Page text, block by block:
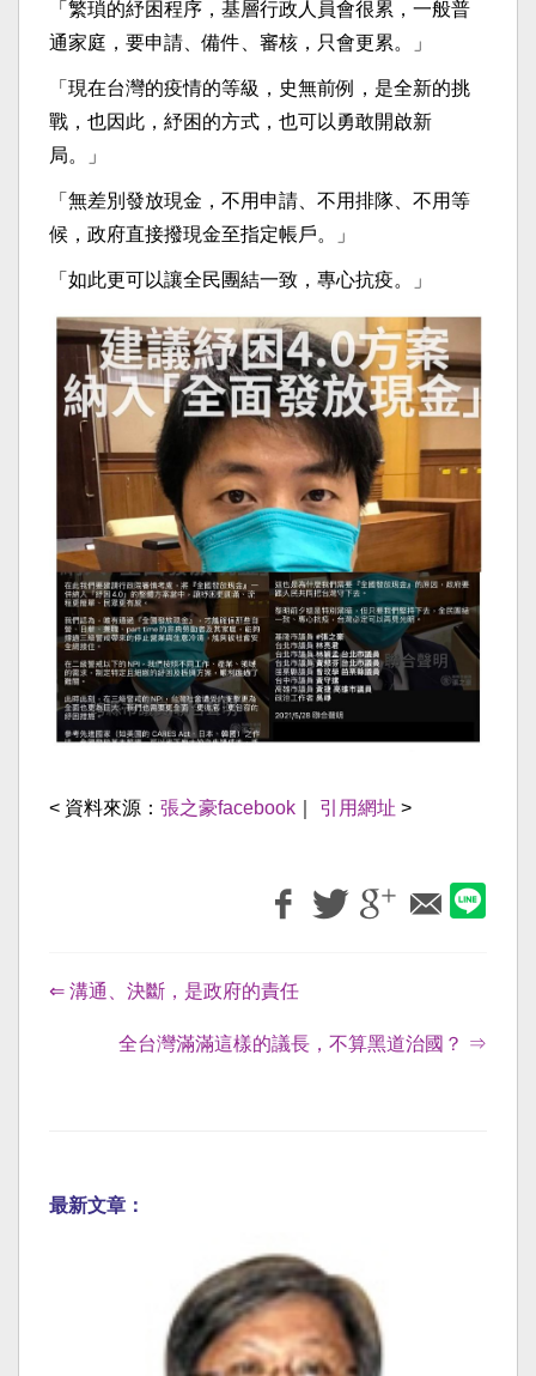
「繁瑣的紓困程序，基層行政人員會很累，一般普
通家庭，要申請、備件、審核，只會更累。」
「現在台灣的疫情的等級，史無前例，是全新的挑
戰，也因此，紓困的方式，也可以勇敢開啟新
局。」
「無差別發放現金，不用申請、不用排隊、不用等
候，政府直接撥現金至指定帳戶。」
「如此更可以讓全民團結一致，專心抗疫。」
< 資料來源： 張之豪facebook 引用網址 >
⇐ 溝通、決斷，是政府的責任
全台灣滿滿這樣的議長，不算黑道治國？ ⇒
最新文章：